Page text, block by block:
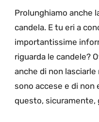
Prolunghiamo anche
candela. E tu eri a
importantissime
riguarda le candele?
anche di non
sono accese e di non
questo, sicuramente,